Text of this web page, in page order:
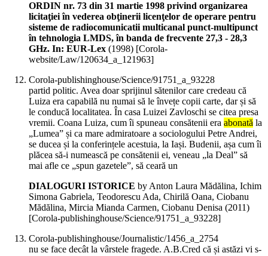
ORDIN nr. 73 din 31 martie 1998 privind organizarea
licitaţiei în vederea obţinerii licenţelor de operare pentru
sisteme de radiocomunicatii multicanal punct-multipunct
în tehnologia LMDS, în banda de frecvente 27,3 - 28,3
GHz. In: EUR-Lex (1998) [Corola-
website/Law/120634_a_121963]
Corola-publishinghouse/Science/91751_a_93228
partid politic. Avea doar sprijinul sătenilor care credeau că
Luiza era capabilă nu numai să le învețe copii carte, dar și să
le conducă localitatea. În casa Luizei Zavloschi se citea presa
vremii. Coana Luiza, cum îi spuneau consătenii era abonată la
„Lumea” și ca mare admiratoare a sociologului Petre Andrei,
se ducea și la conferințele acestuia, la Iași. Budenii, așa cum îi
plăcea să-i numească pe consătenii ei, veneau „la Deal” să
mai afle ce „spun gazetele”, să ceară un
DIALOGURI ISTORICE by Anton Laura Mădălina, Ichim
Simona Gabriela, Teodorescu Ada, Chirilă Oana, Ciobanu
Mădălina, Mircia Mianda Carmen, Ciobanu Denisa (2011)
[Corola-publishinghouse/Science/91751_a_93228]
Corola-publishinghouse/Journalistic/1456_a_2754
nu se face decât la vârstele fragede. A.B.Cred că și astăzi vi s-